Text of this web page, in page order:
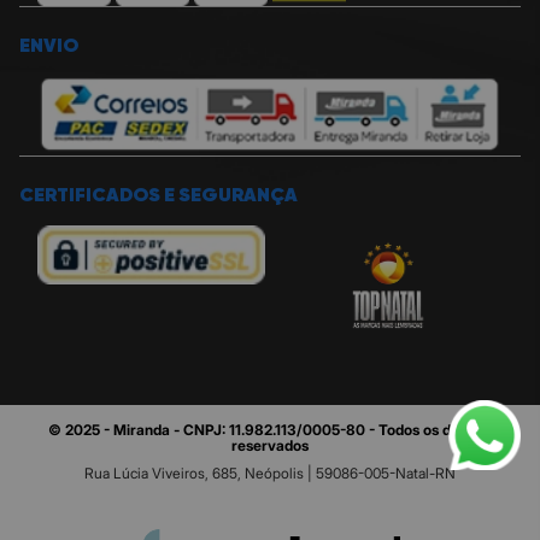
ENVIO
CERTIFICADOS E SEGURANÇA
© 2025 - Miranda - CNPJ: 11.982.113/0005-80 - Todos os direitos
reservados
Rua Lúcia Viveiros, 685, Neópolis | 59086-005-Natal-RN